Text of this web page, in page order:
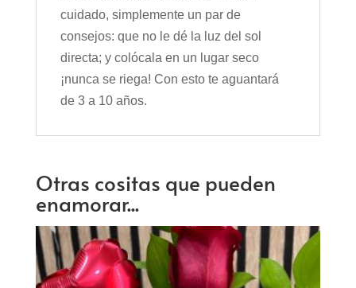
cuidado, simplemente un par de
consejos: que no le dé la luz del sol
directa; y colócala en un lugar seco
¡nunca se riega! Con esto te aguantará
de 3 a 10 años.
Otras cositas que pueden
enamorar...